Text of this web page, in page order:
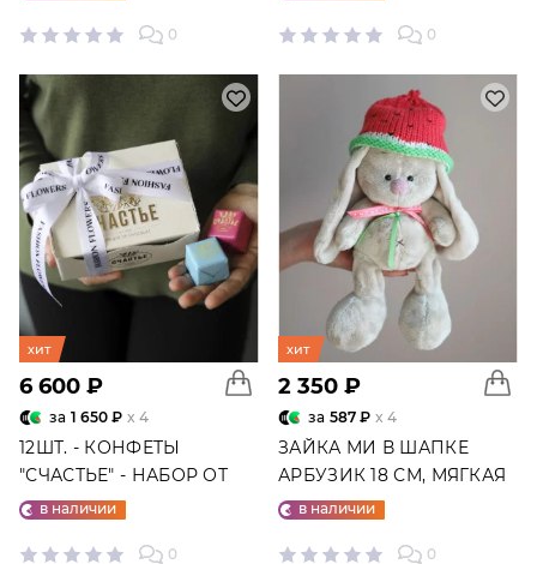
0 0
хит
6 600 ₽
за 1 650 ₽ x 4
12ШТ. - КОНФЕТЫ
"СЧАСТЬЕ" - НАБОР ОТ
"ФАБРИКИ СЧАСТЬЕ"
в наличии
0
хит
2 350 ₽
за 587 ₽ x 4
ЗАЙКА МИ В ШАПКЕ
АРБУЗИК 18 СМ, МЯГКАЯ
ИГРУШКА
в наличии
0